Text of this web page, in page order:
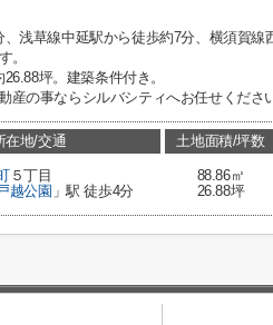
浅草線中延駅から徒歩約7分、横須賀線
。
坪。建築条件付き。
産の事ならシルバシティへお任せくださ
在地/交通
５丁目
越公園 」駅 徒歩4分
土地面積/坪数
88.86㎡
26.88坪